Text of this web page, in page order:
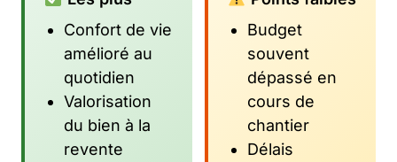
Confort de vie
amélioré au
quotidien
Valorisation
du bien à la
revente
Budget
souvent
dépassé en
cours de
chantier
Délais